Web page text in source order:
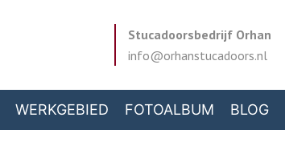
Stucadoorsbedrijf Orhan
info@orhanstucadoors.nl
WERKGEBIED FOTOALBUM BLOG